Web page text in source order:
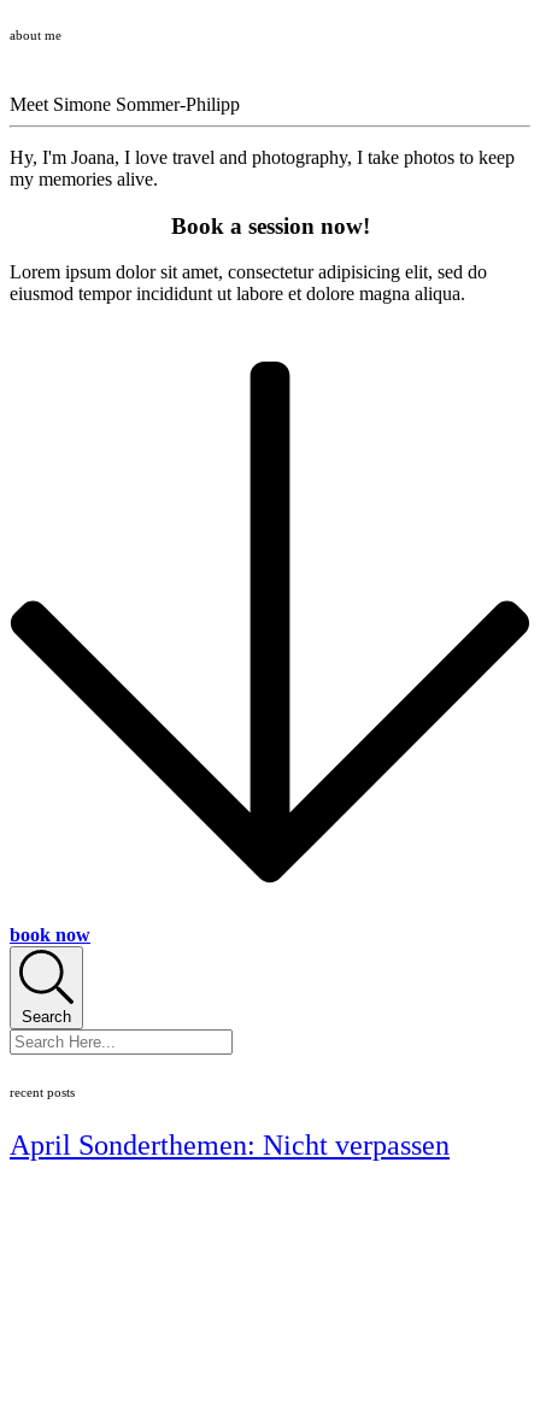
about me
Meet Simone Sommer-Philipp
Hy, I'm Joana, I love travel and photography, I take photos to keep
my memories alive.
Book a session now!
Lorem ipsum dolor sit amet, consectetur adipisicing elit, sed do
eiusmod tempor incididunt ut labore et dolore magna aliqua.
book now
Search
recent posts
April Sonderthemen: Nicht verpassen